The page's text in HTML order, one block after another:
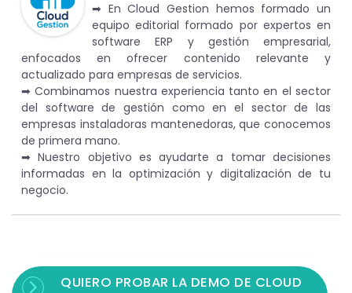
➡︎ En Cloud Gestion hemos formado un
equipo editorial formado por expertos en
software ERP y gestión empresarial,
enfocados en ofrecer contenido relevante y
actualizado para empresas de servicios.
➡︎ Combinamos nuestra experiencia tanto en el sector
del software de gestión como en el sector de las
empresas instaladoras mantenedoras, que conocemos
de primera mano.
➡︎ Nuestro objetivo es ayudarte a tomar decisiones
informadas en la optimización y digitalización de tu
negocio.
QUIERO PROBAR LA DEMO DE CLOUD